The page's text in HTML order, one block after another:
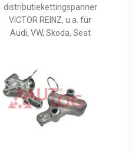
distributiekettingspanner
VICTOR REINZ, u.a. für
Audi, VW, Skoda, Seat